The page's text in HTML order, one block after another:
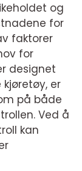
og
for
faktorer
for
designet
er
på både
Ved å
kan